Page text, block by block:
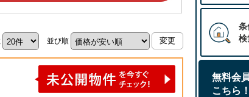
並び順
条
検
無料会
こちら！